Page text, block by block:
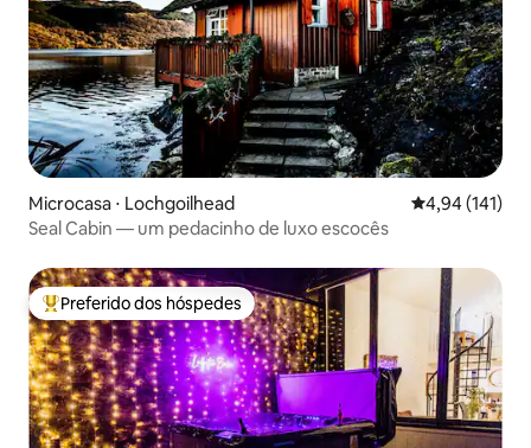
Microcasa ⋅ Lochgoilhead 4,94 de uma
4,94 (141)
Seal Cabin — um pedacinho de luxo escocês
Entre os melhores preferidos dos hóspedes
Preferido dos hóspedes